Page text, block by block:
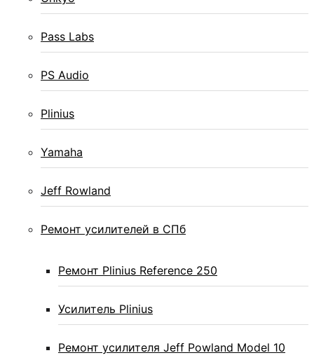
Pass Labs
PS Audio
Plinius
Yamaha
Jeff Rowland
Ремонт усилителей в СПб
Ремонт Plinius Reference 250
Усилитель Plinius
Ремонт усилителя Jeff Powland Model 10